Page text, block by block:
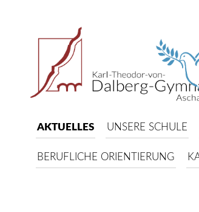
AKTUELLES UNSERE SCHULE
BERUFLICHE ORIENTIERUNG